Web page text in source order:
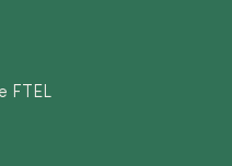
FTEL